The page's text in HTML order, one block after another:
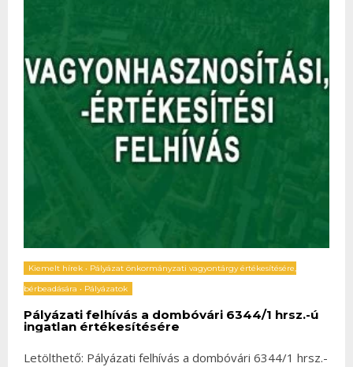
Kiemelt hírek • Pályázat önkormányzati vagyontárgy értékesítésére,
bérbeadására • Pályázatok
Pályázati felhívás a dombóvári 6344/1 hrsz.-ú
ingatlan értékesítésére
Letölthető: Pályázati felhívás a dombóvári 6344/1 hrsz.-